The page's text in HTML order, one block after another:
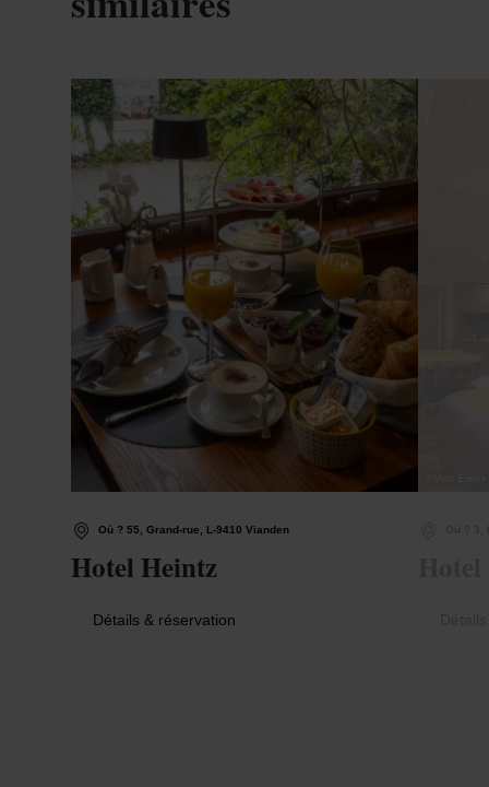
Où ? 55, Grand-rue, L-9410 Vianden
Hotel Heintz
Détails & réservation